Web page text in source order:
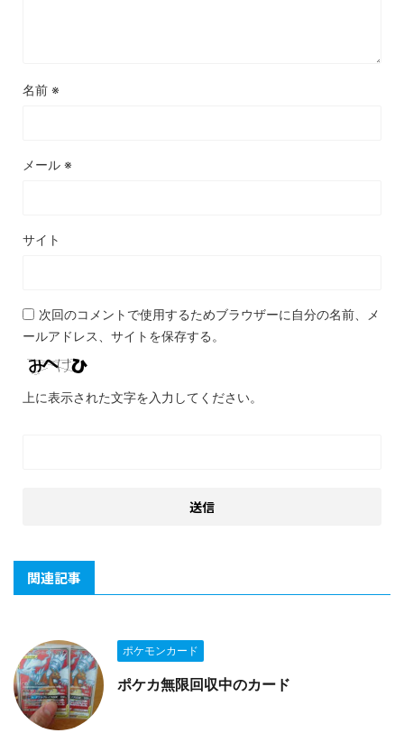
名前 ※
メール ※
サイト
次回のコメントで使用するためブラウザーに自分の名前、メ
ールアドレス、サイトを保存する。
上に表示された文字を入力してください。
関連記事
ポケモンカード
ポケカ無限回収中のカード